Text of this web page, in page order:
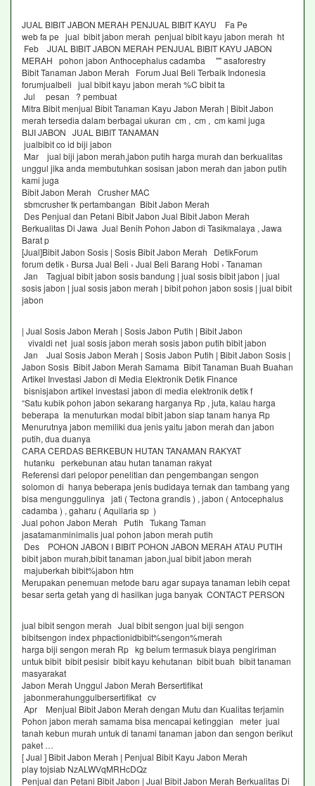
JUAL BIBIT JABON MERAH PENJUAL BIBIT KAYU Fa Pe
web fa pe jual bibit jabon merah penjual bibit kayu jabon merah ht
Feb JUAL BIBIT JABON MERAH PENJUAL BIBIT KAYU JABON
MERAH pohon jabon Anthocephalus cadamba "" asaforestry
Bibit Tanaman Jabon Merah Forum Jual Beli Terbaik Indonesia
forumjualbeli jual bibit kayu jabon merah %C bibit ta
Jul pesan ? pembuat
Mitra Bibit menjual Bibit Tanaman Kayu Jabon Merah | Bibit Jabon
merah tersedia dalam berbagai ukuran cm , cm , cm kami juga
BIJI JABON JUAL BIBIT TANAMAN
jualbibit co id biji jabon
Mar jual biji jabon merah,jabon putih harga murah dan berkualitas
unggul jika anda membutuhkan sosisan jabon merah dan jabon putih
kami juga
Bibit Jabon Merah Crusher MAC
sbmcrusher tk pertambangan Bibit Jabon Merah
Des Penjual dan Petani Bibit Jabon Jual Bibit Jabon Merah
Berkualitas Di Jawa Jual Benih Pohon Jabon di Tasikmalaya , Jawa
Barat p
[Jual]Bibit Jabon Sosis | Sosis Bibit Jabon Merah DetikForum
forum detik › Bursa Jual Beli › Jual Beli Barang Hobi › Tanaman
Jan Tagjual bibit jabon sosis bandung | jual sosis bibit jabon | jual
sosis jabon | jual sosis jabon merah | bibit pohon jabon sosis | jual bibit
jabon
| Jual Sosis Jabon Merah | Sosis Jabon Putih | Bibit Jabon
vivaldi net jual sosis jabon merah sosis jabon putih bibit jabon
Jan Jual Sosis Jabon Merah | Sosis Jabon Putih | Bibit Jabon Sosis |
Jabon Sosis Bibit Jabon Merah Samama Bibit Tanaman Buah Buahan
Artikel Investasi Jabon di Media Elektronik Detik Finance
bisnisjabon artikel investasi jabon di media elektronik detik f
“Satu kubik pohon jabon sekarang harganya Rp , juta, kalau harga
beberapa Ia menuturkan modal bibit jabon siap tanam hanya Rp
Menurutnya jabon memiliki dua jenis yaitu jabon merah dan jabon
putih, dua duanya
CARA CERDAS BERKEBUN HUTAN TANAMAN RAKYAT
hutanku perkebunan atau hutan tanaman rakyat
Referensi dari pelopor penelitian dan pengembangan sengon
solomon di hanya beberapa jenis budidaya ternak dan tambang yang
bisa mengunggulinya jati ( Tectona grandis ) , jabon ( Antocephalus
cadamba ) , gaharu ( Aquilaria sp )
Jual pohon Jabon Merah Putih Tukang Taman
jasatamanminimalis jual pohon jabon merah putih
Des POHON JABON I BIBIT POHON JABON MERAH ATAU PUTIH
bibit jabon murah,bibit tanaman jabon,jual bibit jabon merah
majuberkah bibit%jabon htm
Merupakan penemuan metode baru agar supaya tanaman lebih cepat
besar serta getah yang di hasilkan juga banyak CONTACT PERSON
jual bibit sengon merah Jual bibit sengon jual biji sengon
bibitsengon index phpactionidbibit%sengon%merah
harga biji sengon merah Rp kg belum termasuk biaya pengiriman
untuk bibit bibit pesisir bibit kayu kehutanan bibit buah bibit tanaman
masyarakat
Jabon Merah Unggul Jabon Merah Bersertifikat
jabonmerahunggulbersertifikat cv
Apr Menjual Bibit Jabon Merah dengan Mutu dan Kualitas terjamin
Pohon jabon merah samama bisa mencapai ketinggian meter jual
tanah kebun murah untuk di tanami tanaman jabon dan sengon berikut
paket …
[ Jual ] Bibit Jabon Merah | Penjual Bibit Kayu Jabon Merah
play tojsiab NzALWVqMRHcDQz
Penjual dan Petani Bibit Jabon | Jual Bibit Jabon Merah Berkualitas Di